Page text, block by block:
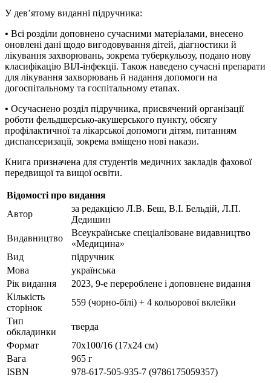
У дев’ятому виданні підручника:
• Всі розділи доповнено сучасними матеріалами, внесено
оновлені дані щодо вигодовування дітей, діагностики й
лікування захворювань, зокрема туберкульозу, подано нову
класифікацію ВІЛ-інфекції. Також наведено сучасні препарати
для лікування захворювань й надання допомоги на
догоспітальному та госпітальному етапах.
• Осучаснено розділ підручника, присвячений організації
роботи фельдшерсько-акушерського пункту, обсягу
профілактичної та лікарської допомоги дітям, питанням
диспансеризації, зокрема вміщено нові накази.
Книга призначена для студентів медичних закладів фахової
передвищої та вищої освіти.
Відомості про видання
Автор
за редакцією Л.В. Беш, В.I. Бельдій, Л.П.
Дедишин
Видавництво
Всеукраїнське спеціалізоване видавництво
«Медицина»
Вид
підручник
Мова
українська
Рік видання
2023, 9-е перероблене і доповнене видання
Кількість
сторінок
559 (чорно-білі) + 4 кольорової вклейки
Тип
обкладинки
тверда
Формат
70х100/16 (17х24 см)
Вага
965 г
ISBN
978-617-505-935-7 (9786175059357)